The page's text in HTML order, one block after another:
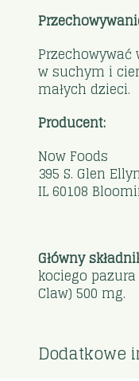
w suchym i
małych dzieci.
Producent:
Now Foods
395 S. Glen
IL 60108
Główny
kociego
Claw) 500 mg.
Dodatkowe